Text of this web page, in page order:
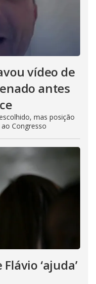
vídeo de
antes
mas posição
Congresso
‘ajuda’